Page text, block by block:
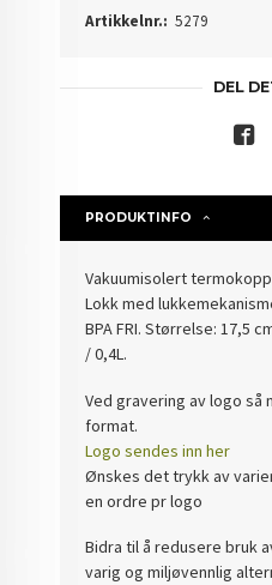
Artikkelnr.: 5279
DEL
PRODUKTINFO
Vakuumisolert
Lokk med
BPA FRI. Størrelse: 17,5
/ 0,4L.
Vedgravering av logo så
format.
Logo sendes inn her
Ønskes det trykk av
en ordre pr logo
Bidra til å redusere bruk
varig og miljøvennlig